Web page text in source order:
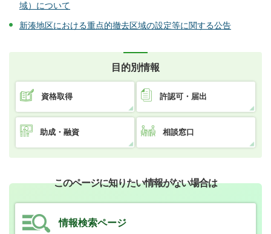
域）について
新湊地区における重点的撤去区域の設定等に関する公告
目的別情報
資格取得 許認可・届出
助成・融資 相談窓口
このページに知りたい情報がない場合は
情報検索ページ